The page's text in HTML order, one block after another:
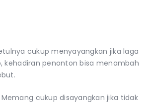
cukup menyayangkan jika laga
kehadiran penonton bisa menambah
cukup disayangkan jika tidak